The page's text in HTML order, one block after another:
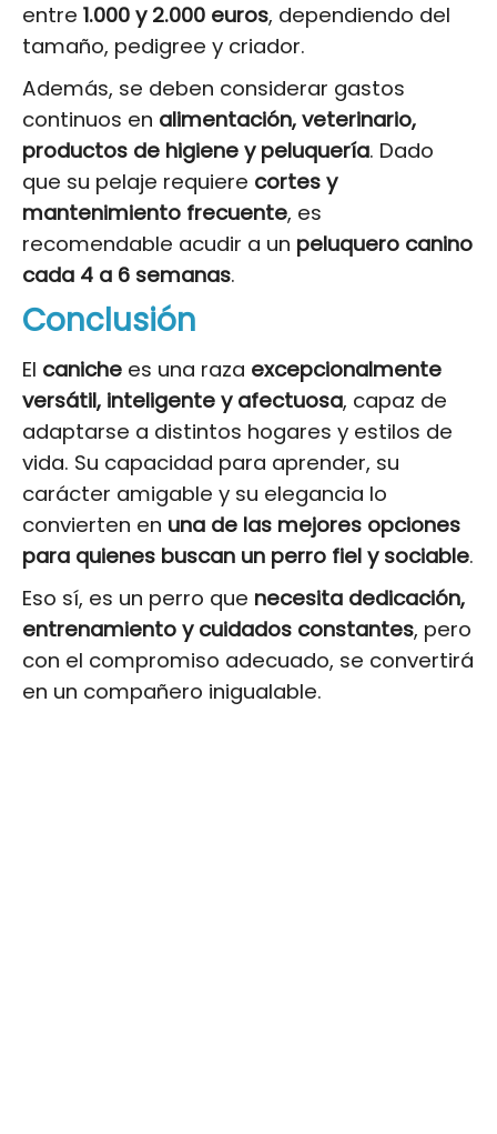
entre 1.000 y 2.000 euros, dependiendo del
tamaño, pedigree y criador.
Además, se deben considerar gastos
continuos en alimentación, veterinario,
productos de higiene y peluquería. Dado
que su pelaje requiere cortes y
mantenimiento frecuente, es
recomendable acudir a un peluquero canino
cada 4 a 6 semanas.
Conclusión
El caniche es una raza excepcionalmente
versátil, inteligente y afectuosa, capaz de
adaptarse a distintos hogares y estilos de
vida. Su capacidad para aprender, su
carácter amigable y su elegancia lo
convierten en una de las mejores opciones
para quienes buscan un perro fiel y sociable.
Eso sí, es un perro que necesita dedicación,
entrenamiento y cuidados constantes, pero
con el compromiso adecuado, se convertirá
en un compañero inigualable.